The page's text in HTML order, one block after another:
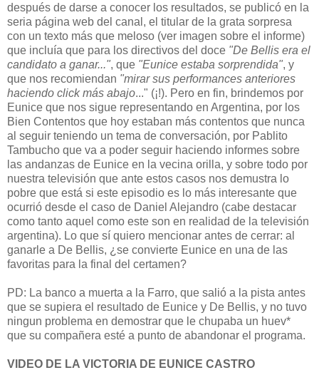
después de darse a conocer los resultados, se publicó en la
seria página web del canal, el titular de la grata sorpresa
con un texto más que meloso (ver imagen sobre el informe)
que incluía que para los directivos del doce "De Bellis era el
candidato a ganar...", que "Eunice estaba sorprendida", y
que nos recomiendan "mirar sus performances anteriores
haciendo click más abajo..." (¡!). Pero en fin, brindemos por
Eunice que nos sigue representando en Argentina, por los
Bien Contentos que hoy estaban más contentos que nunca
al seguir teniendo un tema de conversación, por Pablito
Tambucho que va a poder seguir haciendo informes sobre
las andanzas de Eunice en la vecina orilla, y sobre todo por
nuestra televisión que ante estos casos nos demustra lo
pobre que está si este episodio es lo más interesante que
ocurrió desde el caso de Daniel Alejandro (cabe destacar
como tanto aquel como este son en realidad de la televisión
argentina). Lo que sí quiero mencionar antes de cerrar: al
ganarle a De Bellis, ¿se convierte Eunice en una de las
favoritas para la final del certamen?
PD: La banco a muerta a la Farro, que salió a la pista antes
que se supiera el resultado de Eunice y De Bellis, y no tuvo
ningun problema en demostrar que le chupaba un huev*
que su compañera esté a punto de abandonar el programa.
VIDEO DE LA VICTORIA DE EUNICE CASTRO